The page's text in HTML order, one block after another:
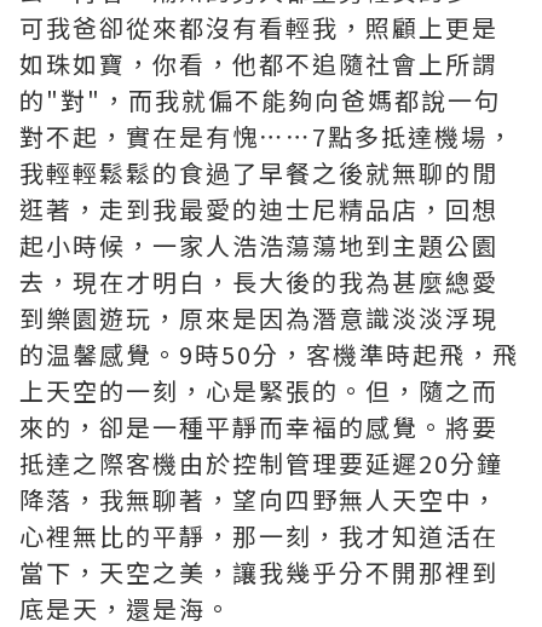
可我爸卻從來都沒有看輕我，照顧上更是
如珠如寶，你看，他都不追隨社會上所謂
的"對"，而我就偏不能夠向爸媽都說一句
對不起，實在是有愧⋯⋯7點多抵達機場，
我輕輕鬆鬆的食過了早餐之後就無聊的閒
逛著，走到我最愛的迪士尼精品店，回想
起小時候，一家人浩浩蕩蕩地到主題公園
去，現在才明白，長大後的我為甚麼總愛
到樂園遊玩，原來是因為潛意識淡淡浮現
的温馨感覺。9時50分，客機準時起飛，飛
上天空的一刻，心是緊張的。但，隨之而
來的，卻是一種平靜而幸褔的感覺。將要
抵達之際客機由於控制管理要延遲20分鐘
降落，我無聊著，望向四野無人天空中，
心裡無比的平靜，那一刻，我才知道活在
當下，天空之美，讓我幾乎分不開那裡到
底是天，還是海。